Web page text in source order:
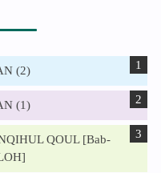
(2)
(1)
QOUL [Bab-